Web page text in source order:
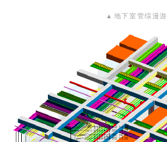
▲ 地下室管综漫游